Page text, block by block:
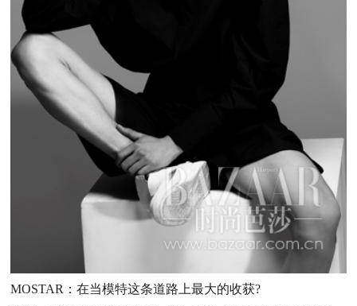
MOSTAR：在当模特这条道路上最大的收获?